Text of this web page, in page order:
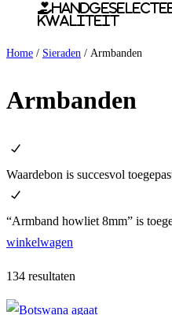
kwaliteit
Home / Sieraden / Armbanden
Armbanden
Waardebon is succesvol
“Armband howliet 8mm” is
winkelwagen
134 resultaten